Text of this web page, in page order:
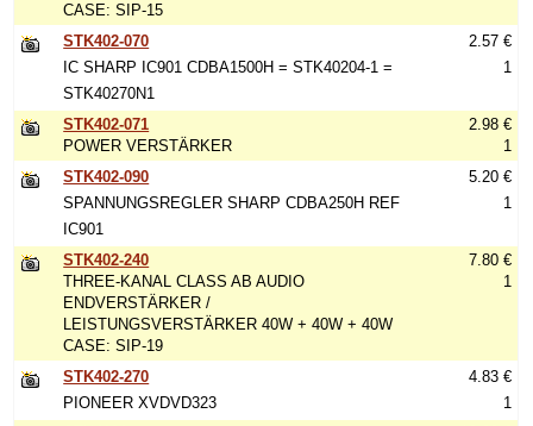
CASE: SIP-15
STK402-070
IC SHARP IC901 CDBA1500H = STK40204-1 =
STK40270N1
2.57 €
1
STK402-071
POWER VERSTÄRKER
2.98 €
1
STK402-090
SPANNUNGSREGLER SHARP CDBA250H REF
IC901
5.20 €
1
STK402-240
THREE-KANAL CLASS AB AUDIO
ENDVERSTÄRKER /
LEISTUNGSVERSTÄRKER 40W + 40W + 40W
CASE: SIP-19
7.80 €
1
STK402-270
PIONEER XVDVD323
4.83 €
1